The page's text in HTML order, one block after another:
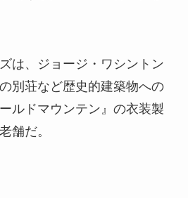
は、ジョージ・ワシントン
別荘など歴史的建築物への
ルドマウンテン』の衣装製
舗だ。